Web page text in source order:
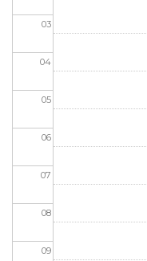
03
04
05
06
07
08
09